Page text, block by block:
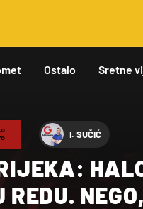
Ostalo Sretne
I. SUČIĆ
REDU.